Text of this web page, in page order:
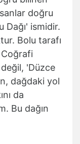
doğru
Dağı' ismidir.
Bolu tarafı
Coğrafi
değil, 'Düzce
dağdaki yol
da
Bu dağın